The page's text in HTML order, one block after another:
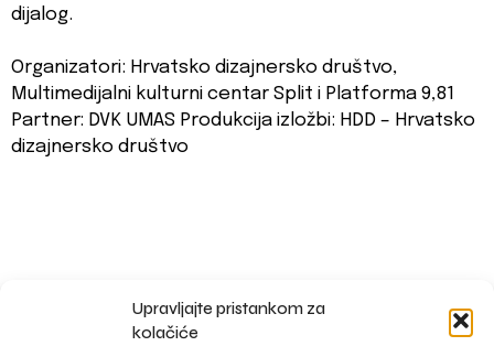
Upravljajte pristankom za
kolačiće
dijalog.
Organizatori: Hrvatsko dizajnersko društvo,
Multimedijalni kulturni centar Split i Platforma 9,81
Partner: DVK UMAS Produkcija izložbi: HDD – Hrvatsko
dizajnersko društvo
impressum